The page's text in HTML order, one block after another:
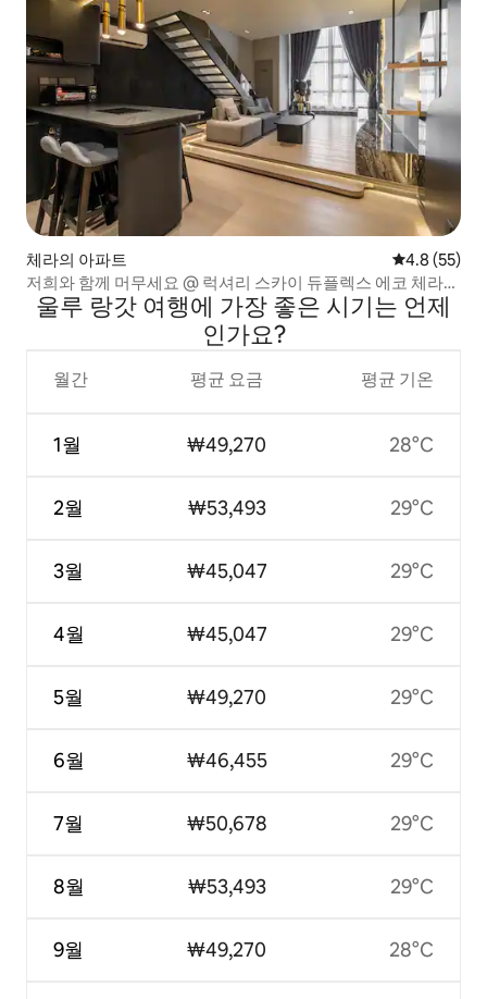
체라의 아파트 평점 4.8점(5
4.8 (55)
저희와 함께 머무세요 @ 럭셔리 스카이 듀플렉스 에코 체라스
몰
울루 랑갓 여행에 가장 좋은 시기는 언제
인가요?
월간
1월
2월
3월
4월
5월
6월
7월
8월
9월
평균 요금
₩49,270
₩53,493
₩45,047
₩45,047
₩49,270
₩46,455
₩50,678
₩53,493
₩49,270
평균 기온
28°C
29°C
29°C
29°C
29°C
29°C
29°C
29°C
28°C